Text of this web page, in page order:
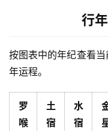
行
按图表中的年纪查看
年运程。
罗
喉
土
宿
水
宿